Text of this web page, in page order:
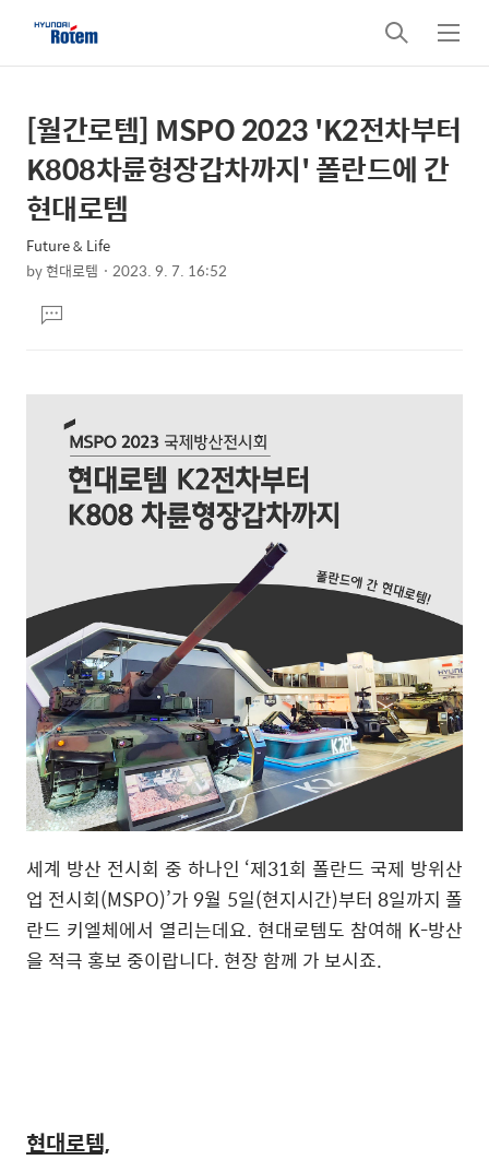
검
색
메
뉴
상
세
컨
텐
츠
본
문
제
목
[월간로템] MSPO 2023 'K2전차부터
K808차륜형장갑차까지' 폴란드에 간
현대로템
Future & Life
by현대로템 2023. 9. 7. 16:52
문댓
글
세계 방산 전시회 중 하나인 ‘제31회 폴란드 국제 방위산
업 전시회(MSPO)’가 9월 5일(현지시간)부터 8일까지 폴
란드 키엘체에서 열리는데요. 현대로템도 참여해 K-방산
을 적극 홍보 중이랍니다. 현장 함께 가 보시죠.
현대로템,